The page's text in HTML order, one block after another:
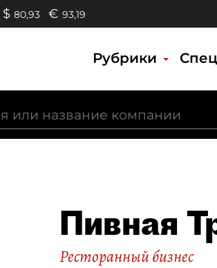
$ 80,93 € 93,19
Рубрики
Пивная
Ресторанный бизнес